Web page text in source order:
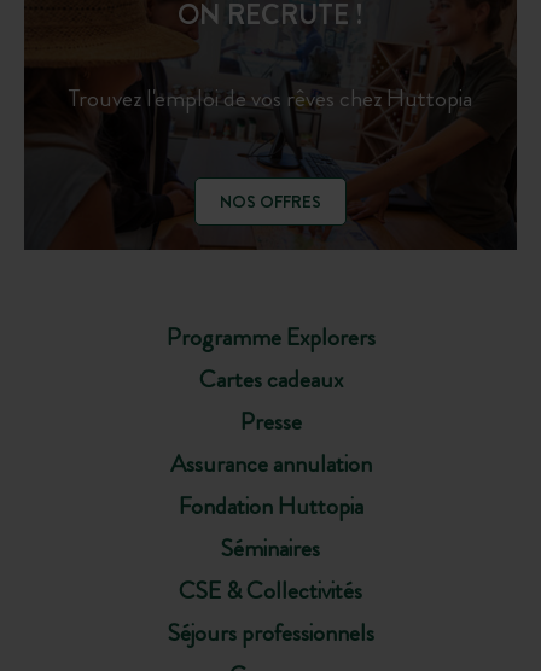
Programme Explorers
Cartes cadeaux
Presse
Assurance annulation
Fondation Huttopia
Séminaires
CSE & Collectivités
Séjours professionnels
ON RECRUTE !
Trouvez l'emploi de vos rêves chez Huttopia
NOS OFFRES